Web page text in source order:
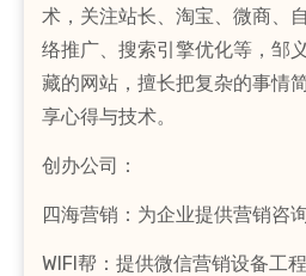
术，关注站长、淘宝、微商、
络推广、搜索引擎优化等，邹
藏的网站，擅长把复杂的事情
享心得与技术。
创办公司：
四海营销：为企业提供营销咨
WIFI帮：提供微信营销设备工程